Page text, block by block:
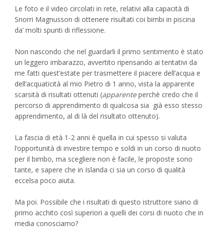
Le foto e il video circolati in rete, relativi alla capacità di
Snorri Magnusson di ottenere risultati coi bimbi in piscina
da’ molti spunti di riflessione.
Non nascondo che nel guardarli il primo sentimento è stato
un leggero imbarazzo, avvertito ripensando ai tentativi da
me fatti quest’estate per trasmettere il piacere dell’acqua e
dell’acquaticità al mio Pietro di 1 anno, vista la apparente
scarsità di risultati ottenuti (apparenteperchè credo che il
percorso di apprendimento di qualcosa sia già esso stesso
apprendimento, al di là del risultato ottenuto).
La fascia di età 1-2 anni è quella in cui spesso si valuta
l’opportunità di investire tempo e soldi in un corso di nuoto
per il bimbo, ma scegliere non è facile, le proposte sono
tante, e sapere che in Islanda ci sia un corso di qualità
eccelsa poco aiuta.
Ma poi. Possibile che i risultati di questo istruttore siano di
primo acchito così superiori a quelli dei corsi di nuoto che in
media conosciamo?